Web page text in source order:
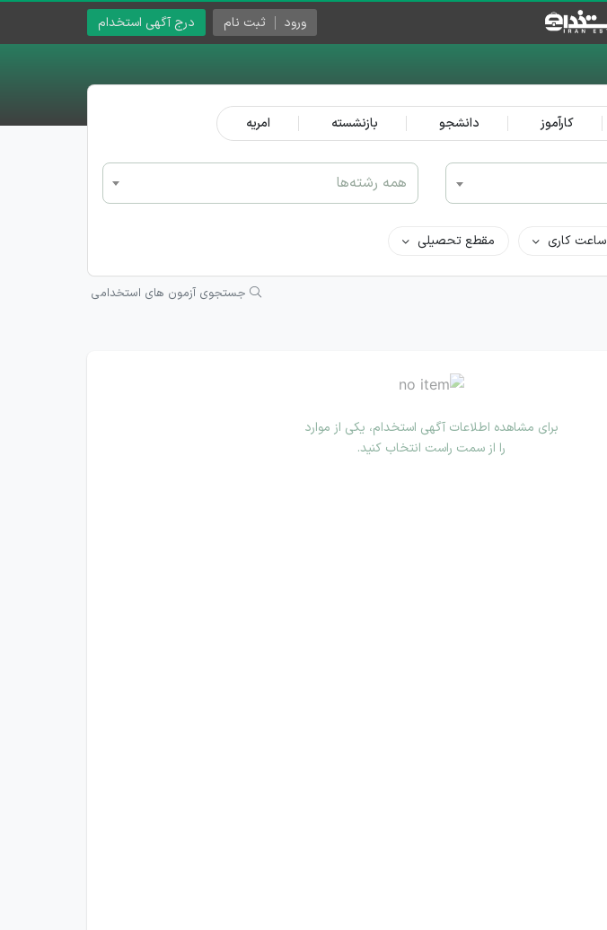
درج آگهی استخدام ورود ثبت نام
کارآموز دانشجو بازنشسته امریه
همه رشته‌ها
ساعت کاری مقطع تحصیلی
جستجوی آزمون های استخدامی
برای مشاهده اطلاعات آگهی استخدام، یکی از موارد
را از سمت راست انتخاب کنید.